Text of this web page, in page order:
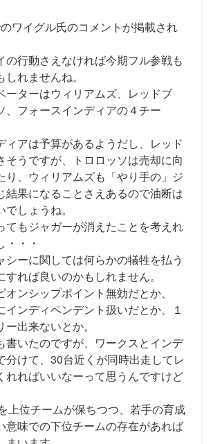
ワイグル氏のコメントが掲載され
の行動さえなければ今期フル参戦も
れませんね。
ーターはウィリアムズ、レッドブ
、フォースインディアの４チー
ィアは予算があるようだし、レッド
そうですが、トロロッソは売却に向
り、ウィリアムズも「やり手の」ジ
結果になることさえあるので油断は
しょうね。
てもジャガーが消えたことを考えれ
・・・
シーに関しては何らかの犠牲を払う
れば良いのかもしれません。
ンシップポイント無効だとか、
インディペンデント扱いだとか、１
出来ないとか。
書いたのですが、ワークスとインデ
分けて、30台近くが同時出走してレ
れればいいなーって思うんですけど
上位チームが保ちつつ、若手の育成
意味での下位チームの存在があれば